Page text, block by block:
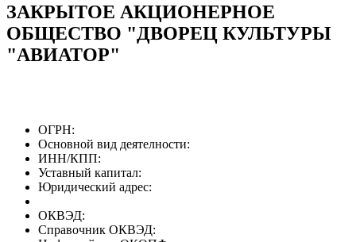
ЗАКРЫТОЕ АКЦИОНЕРНОЕ
ОБЩЕСТВО "ДВОРЕЦ КУЛЬТУРЫ
"АВИАТОР"
ОГРН:
Основной вид деятелности:
ИНН/КПП:
Уставный капитал:
Юридический адрес:
ОКВЭД:
Справочник ОКВЭД: